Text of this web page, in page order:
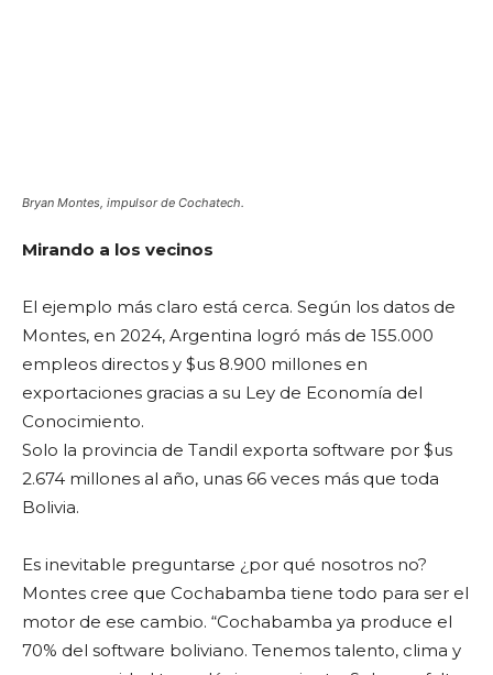
Bryan Montes, impulsor de Cochatech.
Mirando a los vecinos
El ejemplo más claro está cerca. Según los datos de
Montes, en 2024, Argentina logró más de 155.000
empleos directos y $us 8.900 millones en
exportaciones gracias a su Ley de Economía del
Conocimiento.
Solo la provincia de Tandil exporta software por $us
2.674 millones al año, unas 66 veces más que toda
Bolivia.
Es inevitable preguntarse ¿por qué nosotros no?
Montes cree que Cochabamba tiene todo para ser el
motor de ese cambio. “Cochabamba ya produce el
70% del software boliviano. Tenemos talento, clima y